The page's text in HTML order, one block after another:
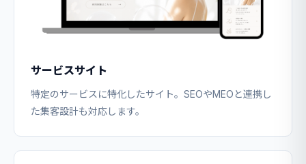
サービスサイト
特定のサービスに特化したサイト。SEOやMEOと連携し
た集客設計も対応します。